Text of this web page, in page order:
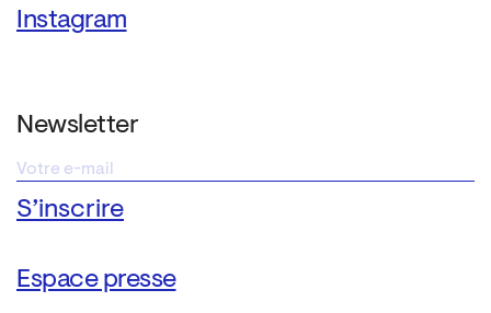
Instagram
Newsletter
Espace presse